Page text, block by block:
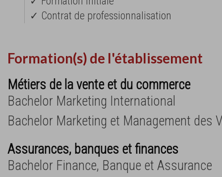
✓ Contrat de professionnalisation
Formation(s) de l'établissement
Métiers de la vente et du commerce
Bachelor Marketing International
Bachelor Marketing et Management des
Assurances, banques et finances
Bachelor Finance, Banque et Assurance